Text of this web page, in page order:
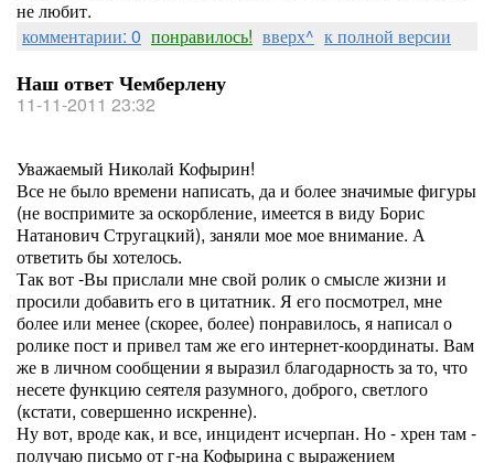
не любит.
комментарии: 0 понравилось! вверх^ к полной версии
Наш ответ Чемберлену
11-11-2011 23:32
Уважаемый Николай Кофырин!
Все не было времени написать, да и более значимые фигуры
(не воспримите за оскорбление, имеется в виду Борис
Натанович Стругацкий), заняли мое мое внимание. А
ответить бы хотелось.
Так вот -Вы прислали мне свой ролик о смысле жизни и
просили добавить его в цитатник. Я его посмотрел, мне
более или менее (скорее, более) понравилось, я написал о
ролике пост и привел там же его интернет-координаты. Вам
же в личном сообщении я выразил благодарность за то, что
несете функцию сеятеля разумного, доброго, светлого
(кстати, совершенно искренне).
Ну вот, вроде как, и все, инцидент исчерпан. Но - хрен там -
получаю письмо от г-на Кофырина с выражением